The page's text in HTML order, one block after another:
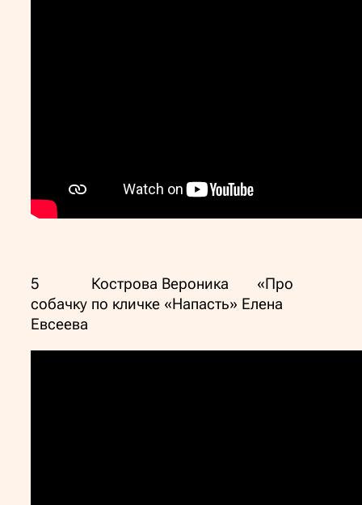
5 Кострова Вероника «Про
собачку по кличке «Напасть» Елена
Евсеева